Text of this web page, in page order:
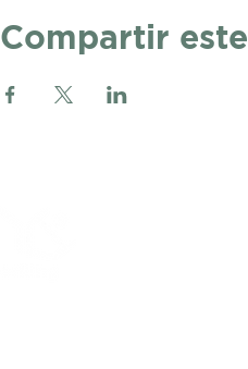
Compartir